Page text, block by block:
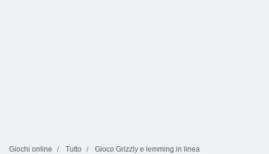
Giochi online Tutto Gioco Grizzly e lemming in linea